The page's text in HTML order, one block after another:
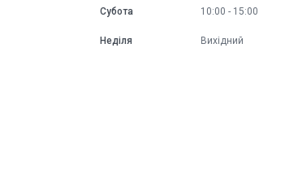
Субота 10:00 15:00
Неділя Вихідний